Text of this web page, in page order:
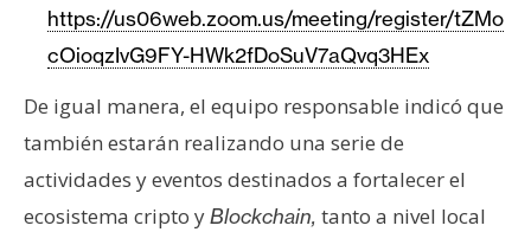
T
e
m
a
s
https://us06web.zoom.us/meeting/register/tZMo
cOioqzIvG9FY-HWk2fDoSuV7aQvq3HEx
De igual manera, el equipo responsable indicó que
también estarán realizando una serie de
actividades y eventos destinados a fortalecer el
ecosistema cripto yBlockchain, tanto a nivel local